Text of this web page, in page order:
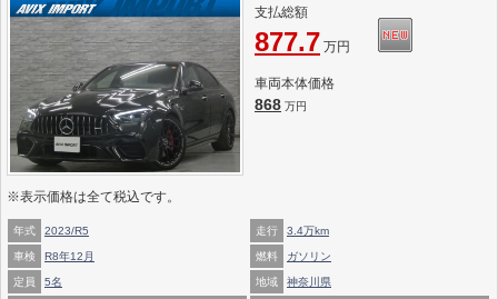
DIGITALﾍｯﾄﾞﾗｲﾄ ﾘｱｱｸｽﾙ 赤ｷｬﾘﾊﾟｰ 専用AMG20ｲﾝﾁAW
支払総額
877.7 万円
車両本体価格
868 万円
※表示価格は全て税込です。
年式 2023/R5 走行 3.4万km
車検 R8年12月 燃料 ガソリン
定員 5名 地域 神奈川県